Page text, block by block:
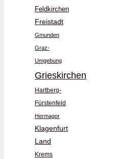
Feldkirchen
Freistadt
Gmunden
Graz-
Umgebung
Grieskirchen
Hartberg-
Fürstenfeld
Hermagor
Klagenfurt
Land
Krems